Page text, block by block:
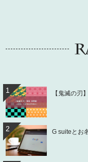
1 【鬼滅の刃
2 G suiteとお